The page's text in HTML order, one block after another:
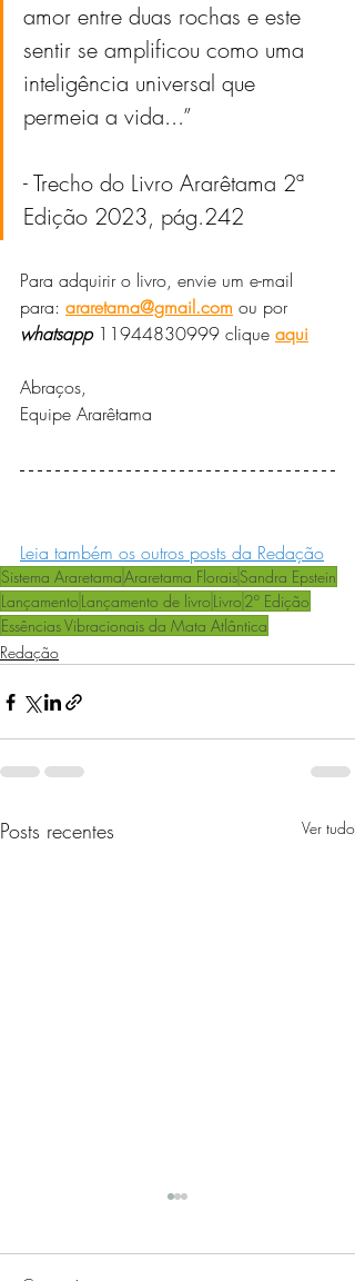
amor entre duas rochas e este
sentir se amplificou como uma
inteligência universal que
permeia a vida...”
- Trecho do Livro Ararêtama 2ª
Edição 2023, pág.242
Para adquirir o livro, envie um e-mail
para: araretama@gmail.com ou por
whatsapp 11944830999 clique aqui
Abraços,
Equipe Ararêtama
Leia também os outros posts da Redação
Sistema AraretamaAraretama FloraisSandra Epstein
Lançamento Lançamento de livro Livro 2º Edição
Essências Vibracionais da Mata Atlântica
Redação
Posts recentes Ver tudo